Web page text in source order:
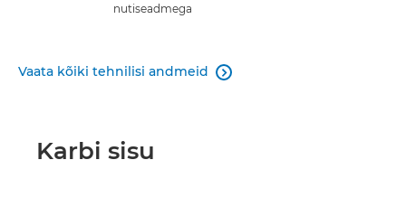
nutiseadmega
Vaata kõiki tehnilisi andmeid 
Karbi sisu